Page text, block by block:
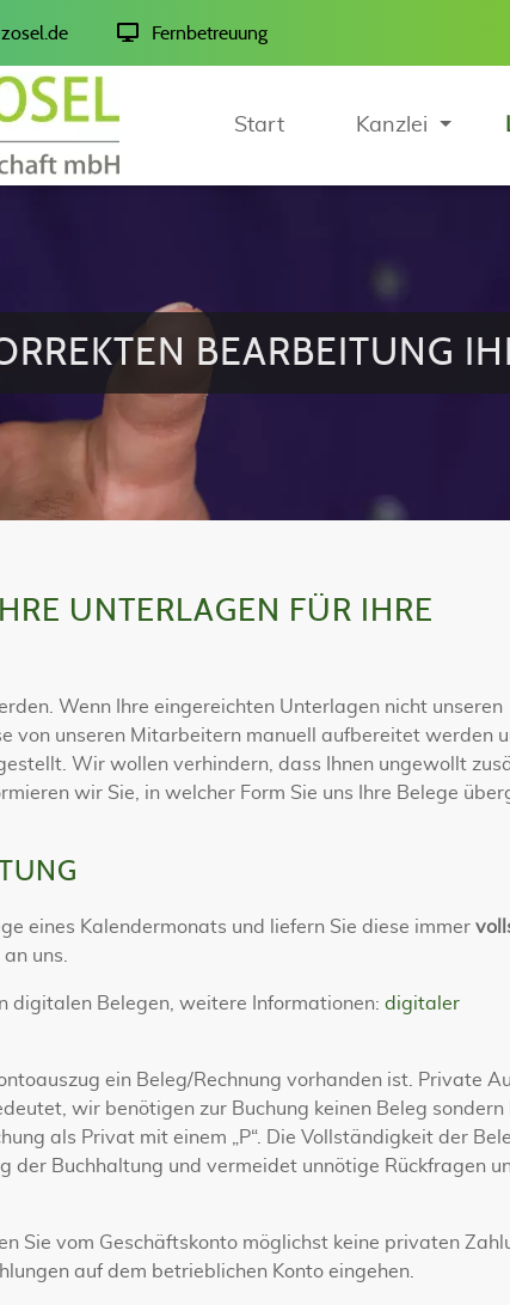
Fernbetreuung
Start Kanzlei
BEARBEITUNG
UNTERLAGEN FÜR IHRE
Wenn Ihre eingereichten Unterlagen nicht unseren
von unseren Mitarbeitern manuell aufbereitet werden
Wir wollen verhindern, dass Ihnen ungewollt
wir Sie, in welcher Form Sie uns Ihre Belege
eines Kalendermonats und liefern Sie diese immer
uns.
digitalen Belegen, weitere Informationen: digitaler
ein Beleg/Rechnung vorhanden ist. Private
wir benötigen zur Buchung keinen Beleg sondern
als Privat mit einem „P“. Die Vollständigkeit der
der Buchhaltung und vermeidet unnötige Rückfragen
Sie vom Geschäftskonto möglichst keine privaten
auf dem betrieblichen Konto eingehen.